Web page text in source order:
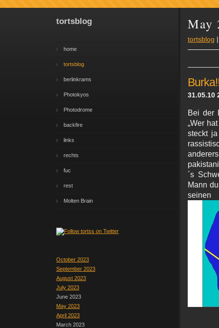
tortsblog
home
tortsblog
berlinkrams
Photokyos
Photodrome
backfire
links
rechts
fuc
rest
Molten Brain
October 2023
September 2023
August 2023
July 2023
June 2023
May 2023
April 2023
March 2023
May
tortsblog
31.05.10
Bei der
„Wer
steckt
´s
Mann
seinen